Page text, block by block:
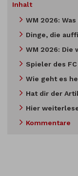
Inhalt
WM 2026:
Dinge, die
WM 2026: Die
Spieler des
Wie geht es
Hat dir der
Hier
Kommentare